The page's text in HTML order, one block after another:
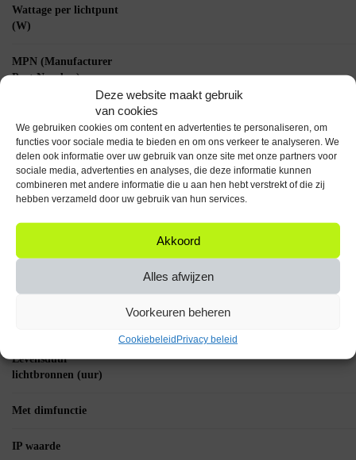
Deze website maakt gebruik
van cookies
We gebruiken cookies om content en advertenties te personaliseren, om
functies voor sociale media te bieden en om ons verkeer te analyseren. We
delen ook informatie over uw gebruik van onze site met onze partners voor
sociale media, advertenties en analyses, die deze informatie kunnen
combineren met andere informatie die u aan hen hebt verstrekt of die zij
hebben verzameld door uw gebruik van hun services.
Akkoord
Alles afwijzen
Voorkeuren beheren
Cookiebeleid Privacy beleid
Wattage per lichtpunt
(W)
MPN (Manufacturer
Part Number)
Lumen per lichtpunt
(lm)
Eprel ID
Kleurtemperatuur (K)
Levensduur
lichtbronnen (uur)
Met dimfunctie
IP waarde